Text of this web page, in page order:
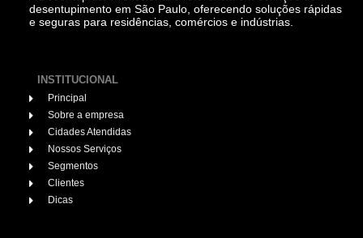
desentupimento em São Paulo, oferecendo soluções rápidas
e seguras para residências, comércios e indústrias.
INSTITUCIONAL
Principal
Sobre a empresa
Cidades Atendidas
Nossos Serviços
Segmentos
Clientes
Dicas